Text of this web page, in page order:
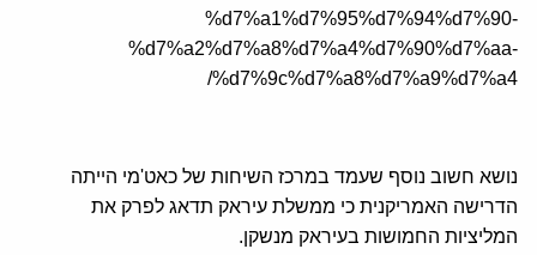
%d7%a1%d7%95%d7%94%d7%90-
%d7%a2%d7%a8%d7%a4%d7%90%d7%aa-
%d7%9c%d7%a8%d7%a9%d7%a4/
נושא חשוב נוסף שעמד במרכז השיחות של כאט'מי הייתה
הדרישה האמריקנית כי ממשלת עיראק תדאג לפרק את
המליציות החמושות בעיראק מנשקן.